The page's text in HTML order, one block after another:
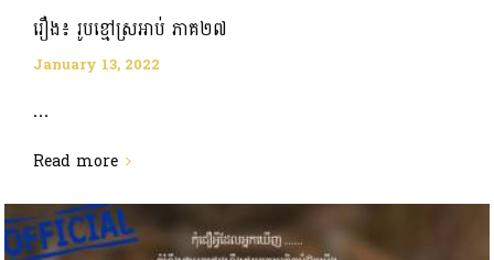
រឿង៖ រូបខ្មៅស្រអាប់ ភាគ២៧
January 13, 2022
...
Read more